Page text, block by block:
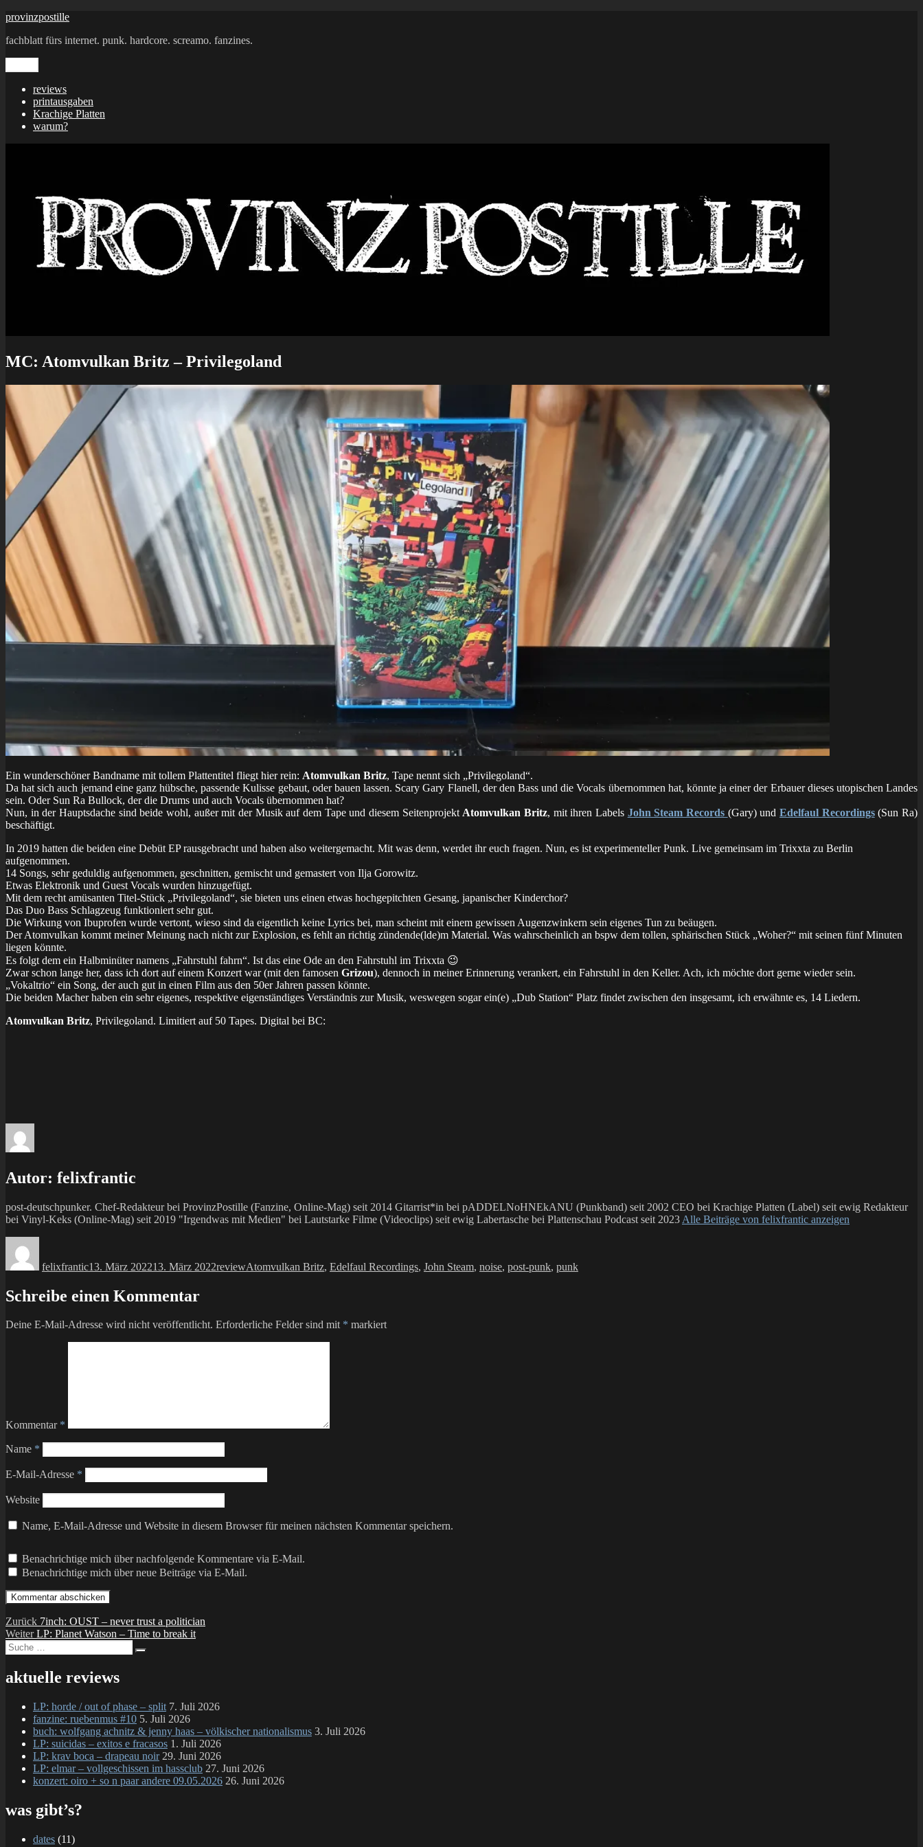
Zum
springen
provinzpostille
fachblatt fürs internet. punk. hardcore. screamo. fanzines.
reviews
printausgaben
Krachige Platten
warum?
MC: Atomvulkan Britz – Privilegoland
Ein wunderschöner Bandname mit tollem Plattentitel fliegt hier rein: Atomvulkan Britz, Tape nennt sich „Privilegoland“.
Da hat sich auch jemand eine ganz hübsche, passende Kulisse gebaut, oder bauen lassen. Scary Gary Flanell, der den Bass und die Vocals übernommen hat, könnte ja einer der Erbauer dieses utopischen Landes
sein. Oder Sun Ra Bullock, der die Drums und auch Vocals übernommen hat?
Nun, in der Hauptsdache sind beide wohl, außer mit der Musik auf dem Tape und diesem Seitenprojekt Atomvulkan Britz, mit ihren Labels John Steam Records (Gary) undEdelfaul Recordings(Sun Ra)
beschäftigt.
In 2019 hatten die beiden eine Debüt EP rausgebracht und haben also weitergemacht. Mit was denn, werdet ihr euch fragen. Nun, es ist experimenteller Punk. Live gemeinsam im Trixxta zu Berlin
aufgenommen.
14 Songs, sehr geduldig aufgenommen, geschnitten, gemischt und gemastert von Ilja Gorowitz.
Etwas Elektronik und Guest Vocals wurden hinzugefügt.
Mit dem recht amüsanten Titel-Stück „Privilegoland“, sie bieten uns einen etwas hochgepitchten Gesang, japanischer Kinderchor?
Das Duo Bass Schlagzeug funktioniert sehr gut.
Die Wirkung von Ibuprofen wurde vertont, wieso sind da eigentlich keine Lyrics bei, man scheint mit einem gewissen Augenzwinkern sein eigenes Tun zu beäugen.
Der Atomvulkan kommt meiner Meinung nach nicht zur Explosion, es fehlt an richtig zündende(lde)m Material. Was wahrscheinlich an bspw dem tollen, sphärischen Stück „Woher?“ mit seinen fünf Minuten
liegen könnte.
Es folgt dem ein Halbminüter namens „Fahrstuhl fahrn“. Ist das eine Ode an den Fahrstuhl im Trixxta 😉
Zwar schon lange her, dass ich dort auf einem Konzert war (mit den famosen Grizou), dennoch in meiner Erinnerung verankert, ein Fahrstuhl in den Keller. Ach, ich möchte dort gerne wieder sein.
„Vokaltrio“ ein Song, der auch gut in einen Film aus den 50er Jahren passen könnte.
Die beiden Macher haben ein sehr eigenes, respektive eigenständiges Verständnis zur Musik, weswegen sogar ein(e) „Dub Station“ Platz findet zwischen den insgesamt, ich erwähnte es, 14 Liedern.
Atomvulkan Britz, Privilegoland. Limitiert auf 50 Tapes. Digital bei BC:
Autor: felixfrantic
post-deutschpunker. Chef-Redakteur bei ProvinzPostille (Fanzine, Online-Mag) seit 2014 Gitarrist*in bei pADDELNoHNEkANU (Punkband) seit 2002 CEO bei Krachige Platten (Label) seit ewig Redakteur
bei Vinyl-Keks (Online-Mag) seit 2019 "Irgendwas mit Medien" bei Lautstarke Filme (Videoclips) seit ewig Labertasche bei Plattenschau Podcast seit 2023 Alle Beiträge von felixfrantic anzeigen
felixfrantic13. März 202213. März 2022reviewAtomvulkan Britz, Edelfaul Recordings, John Steam, noise, post-punk, punk
Schreibe einen Kommentar
Deine E-Mail-Adresse wird nicht veröffentlicht. Erforderliche Felder sind mit * markiert
Kommentar *
Name *
E-Mail-Adresse *
Website
Name, E-Mail-Adresse und Website in diesem Browser für meinen nächsten Kommentar speichern.
Benachrichtige mich über nachfolgende Kommentare via E-Mail.
Benachrichtige mich über neue Beiträge via E-Mail.
Beitragsnavigation
Zurück Vorheriger
Beitrag:
7inch: OUST – never trust a politician
Weiter Nächster
LP: Planet Watson – Time to break it
Suche
nach:
aktuelle reviews
LP: horde / out of phase – split 7. Juli 2026
fanzine: ruebenmus #10 5. Juli 2026
buch: wolfgang achnitz & jenny haas – völkischer nationalismus 3. Juli 2026
LP: suicidas – exitos e fracasos 1. Juli 2026
LP: krav boca – drapeau noir 29. Juni 2026
LP: elmar – vollgeschissen im hassclub 27. Juni 2026
konzert: oiro + so n paar andere 09.05.2026 26. Juni 2026
was gibt’s?
dates (11)